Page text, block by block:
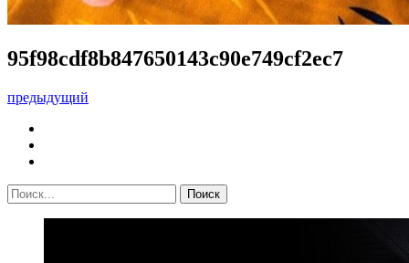
95f98cdf8b847650143c90e749cf2ec7
предыдущий